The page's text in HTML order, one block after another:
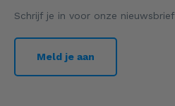
Schrijf je in voor onze nieuwsbrief
Meld je aan